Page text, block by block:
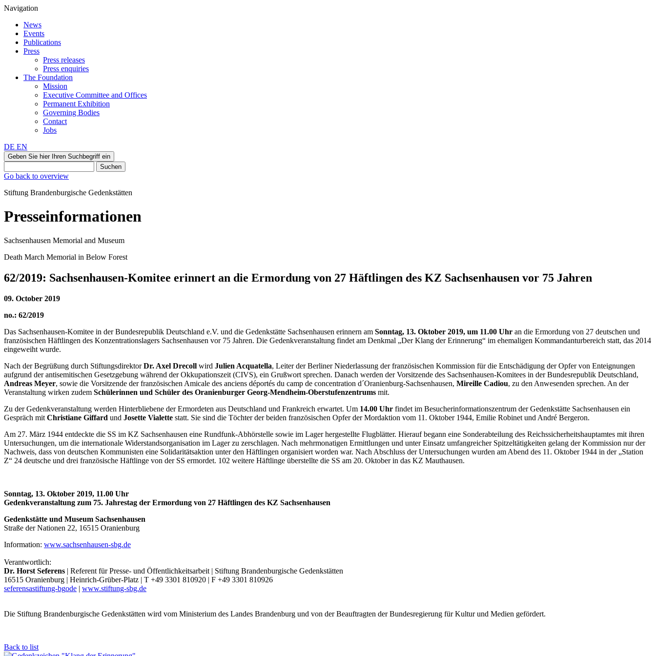
Navigation
News
Events
Publications
Press
Press releases
Press enquiries
The Foundation
Mission
Executive Committee and Offices
Permanent Exhibition
Governing Bodies
Contact
Jobs
DE EN
Geben Sie hier Ihren Suchbegriff ein
Suchen
Go back to overview
Stiftung Brandenburgische Gedenkstätten
Presseinformationen
Sachsenhausen Memorial and Museum
Death March Memorial in Below Forest
62/2019: Sachsenhausen-Komitee erinnert an die Ermordung von 27 Häftlingen des KZ Sachsenhausen vor 75 Jahren
09. October 2019
no.: 62/2019
Das Sachsenhausen-Komitee in der Bundesrepublik Deutschland e.V. und die Gedenkstätte Sachsenhausen erinnern am Sonntag, 13. Oktober 2019, um 11.00 Uhr an die Ermordung von 27 deutschen und
französischen Häftlingen des Konzentrationslagers Sachsenhausen vor 75 Jahren. Die Gedenkveranstaltung findet am Denkmal „Der Klang der Erinnerung“ im ehemaligen Kommandanturbereich statt, das 2014
eingeweiht wurde.
Nach der Begrüßung durch StiftungsdirektorDr. Axel Drecoll wird Julien Acquatella, Leiter der Berliner Niederlassung der französischen Kommission für die Entschädigung der Opfer von Enteignungen
aufgrund der antisemitischen Gesetzgebung während der Okkupationszeit (CIVS), ein Grußwort sprechen. Danach werden der Vorsitzende des Sachsenhausen-Komitees in der Bundesrepublik Deutschland,
Andreas Meyer, sowie die Vorsitzende der französischen Amicale des anciens déportés du camp de concentration d´Oranienburg-Sachsenhausen, Mireille Cadiou, zu den Anwesenden sprechen. An der
Veranstaltung wirken zudem Schülerinnen und Schüler des Oranienburger Georg-Mendheim-Oberstufenzentrums mit.
Zu der Gedenkveranstaltung werden Hinterbliebene der Ermordeten aus Deutschland und Frankreich erwartet. Um 14.00 Uhr findet im Besucherinformationszentrum der Gedenkstätte Sachsenhausen ein
Gespräch mit Christiane Giffard und Josette Vialette statt. Sie sind die Töchter der beiden französischen Opfer der Mordaktion vom 11. Oktober 1944, Emilie Robinet und André Bergeron.
Am 27. März 1944 entdeckte die SS im KZ Sachsenhausen eine Rundfunk-Abhörstelle sowie im Lager hergestellte Flugblätter. Hierauf begann eine Sonderabteilung des Reichssicherheitshauptamtes mit ihren
Untersuchungen, um die internationale Widerstandsorganisation im Lager zu zerschlagen. Nach mehrmonatigen Ermittlungen und unter Einsatz umfangreicher Spitzeltätigkeiten gelang der Kommission nur der
Nachweis, dass von deutschen Kommunisten eine Solidaritätsaktion unter den Häftlingen organisiert worden war. Nach Abschluss der Untersuchungen wurden am Abend des 11. Oktober 1944 in der „Station
Z“ 24 deutsche und drei französische Häftlinge von der SS ermordet. 102 weitere Häftlinge überstellte die SS am 20. Oktober in das KZ Mauthausen.
Sonntag, 13. Oktober 2019, 11.00 Uhr
Gedenkveranstaltung zum 75. Jahrestag der Ermordung von 27 Häftlingen des KZ Sachsenhausen
Gedenkstätte und Museum Sachsenhausen
Straße der Nationen 22, 16515 Oranienburg
Information: www.sachsenhausen-sbg.de
Verantwortlich:
Dr. Horst Seferens | Referent für Presse- und Öffentlichkeitsarbeit | Stiftung Brandenburgische Gedenkstätten
16515 Oranienburg | Heinrich-Grüber-Platz | T +49 3301 810920 | F +49 3301 810926
seferensastiftung-bgode | www.stiftung-sbg.de
Die Stiftung Brandenburgische Gedenkstätten wird vom Ministerium des Landes Brandenburg und von der Beauftragten der Bundesregierung für Kultur und Medien gefördert.
Back to list